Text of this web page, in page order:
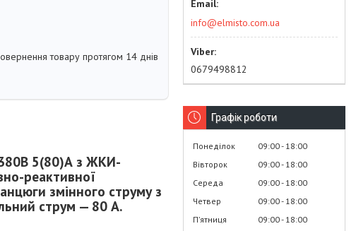
товару протягом 14 днів
5(80)А з ЖКИ-
реактивної
змінного струму з
струм — 80 А.
info@elmisto.com.ua
0679498812
Графік роботи
Понеділок 09:00 18:00
Вівторок
09:00 18:00
Середа
09:00 18:00
Четвер
09:00 18:00
Пʼятниця
09:00 18:00